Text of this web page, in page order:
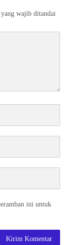
yang wajib ditandai
ini untuk